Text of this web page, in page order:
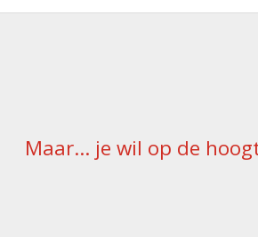
Maar... je wil op de